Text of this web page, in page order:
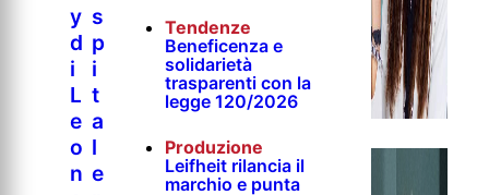
y
d
i
L
e
o
n
s
p
i
t
a
l
e
Tendenze
Beneficenza e
solidarietà
trasparenti con la
legge 120/2026
Produzione
Leifheit rilancia il
marchio e punta